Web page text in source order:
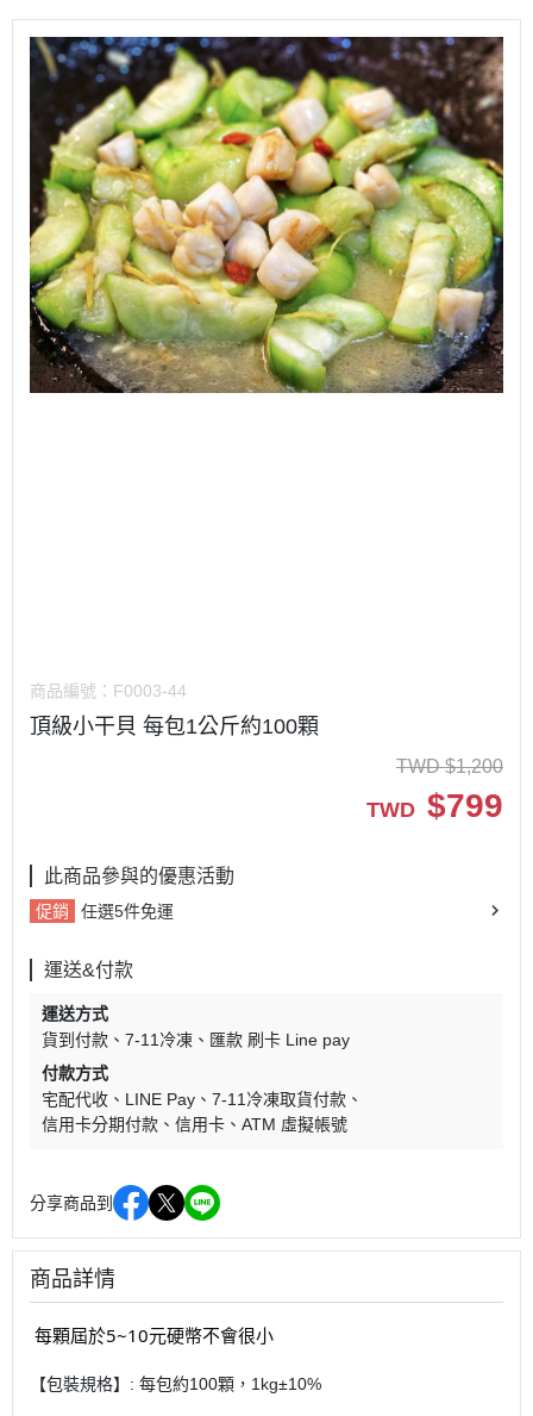
商品編號： F0003-44
頂級小干貝 每包1公斤約100顆
TWD $1,200
TWD $799
此商品參與的優惠活動
促銷 任選5件免運
運送&付款
運送方式
貨到付款
7-11冷凍
匯款 刷卡 Line pay
付款方式
宅配代收
LINE Pay
7-11冷凍取貨付款
信用卡分期付款
信用卡 ATM 虛擬帳號
分享商品到
商品詳情
每顆屆於5~10元硬幣不會很小
【包裝規格】: 每包約100顆，1kg±10%